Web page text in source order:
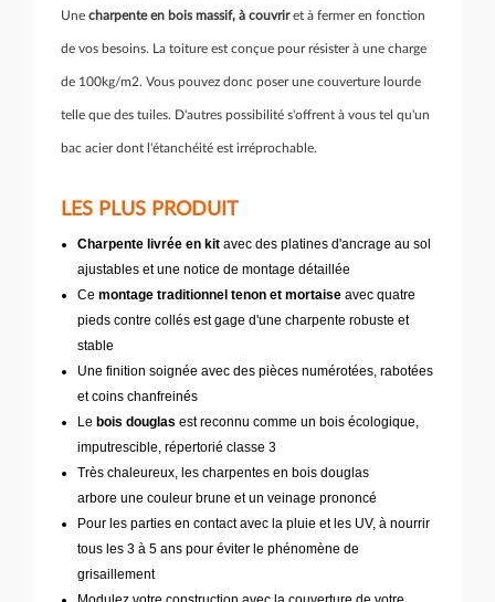
Une charpente en bois massif, à couvriret à fermer en fonction
de vos besoins. La toiture est conçue pour résister à une charge
de 100kg/m2. Vous pouvez donc poser une couverture lourde
telle que des tuiles. D'autres possibilité s'offrent à vous tel qu'un
bac acier dont l'étanchéité est irréprochable.
LES PLUS PRODUIT
Charpente livrée en kit avec des platines d'ancrage au sol
ajustables et une notice de montage détaillée
Ce montage traditionnel tenon et mortaise avec quatre
pieds contre collés est gage d'une charpente robuste et
stable
Une finition soignée avec des pièces numérotées, rabotées
et coins chanfreinés
Le bois douglas est reconnu comme un bois écologique,
imputrescible, répertorié classe 3
Très chaleureux, les charpentes en bois douglas
arbore une couleur brune et un veinage prononcé
Pour les parties en contact avec la pluie et les UV, à nourrir
tous les 3 à 5 ans pour éviter le phénomène de
grisaillement